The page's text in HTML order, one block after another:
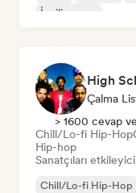
İngilizce rap
High
Çalma
> 1600 cevap
Chill/Lo-fi Hip-Hop
Hip-hop
Sanatçıları
Chill/Lo-fi Hip-Hop